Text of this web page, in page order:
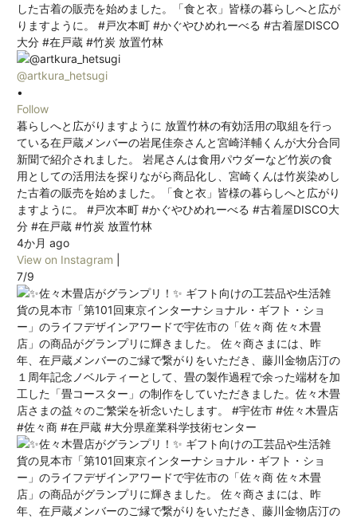
@artkura_hetsugi
•
Follow
暮らしへと広がりますように 放置竹林の有効活用の取組を行っ
ている在戸蔵メンバーの岩尾佳奈さんと宮崎洋輔くんが大分合同
新聞で紹介されました。 岩尾さんは食用パウダーなど竹炭の食
用としての活用法を探りながら商品化し、宮崎くんは竹炭染めし
た古着の販売を始めました。「食と衣」皆様の暮らしへと広がり
ますように。 #戸次本町 #かぐやひめれーべる #古着屋DISCO大
分 #在戸蔵 #竹炭 放置竹林
4か月 ago
View on Instagram
7/9